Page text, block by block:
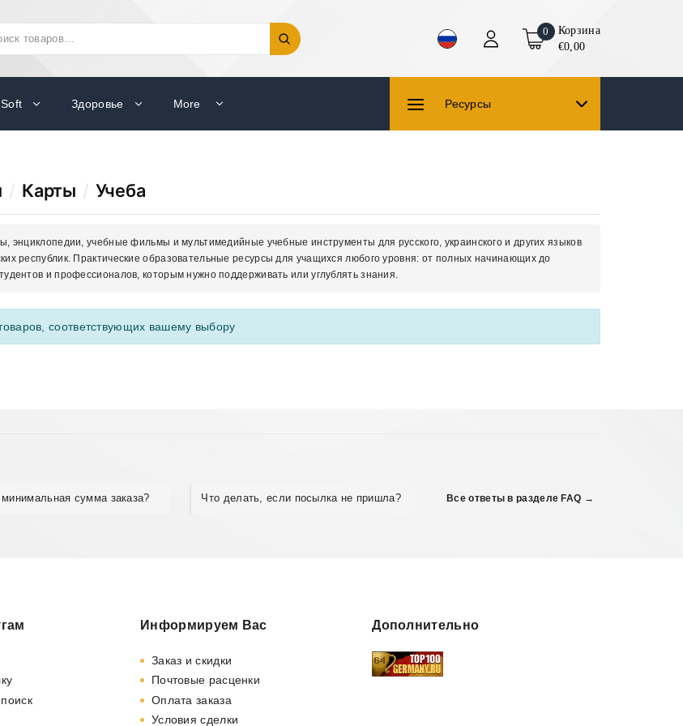
0
Корзина
€0,00
Здоровье More Ресурсы
/ Карты / Учеба
энциклопедии, учебные фильмы и мультимедийные учебные инструменты для русского, украинского и других языков
республик. Практические образовательные ресурсы для учащихся любого уровня: от полных начинающих до
и профессионалов, которым нужно поддерживать или углублять знания.
соответствующих вашему выбору
сумма заказа? Что делать, если посылка не пришла? Все ответы в разделе FAQ →
Информируем Вас
Заказ и скидки
Почтовые расценки
Оплата заказа
Условия сделки
Дополнительно